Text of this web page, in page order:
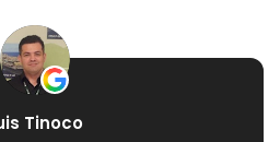
Tinoco